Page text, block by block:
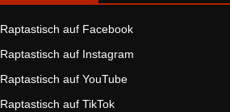
Raptastisch auf Facebook
Raptastisch auf Instagram
Raptastisch auf YouTube
Raptastisch auf TikTok